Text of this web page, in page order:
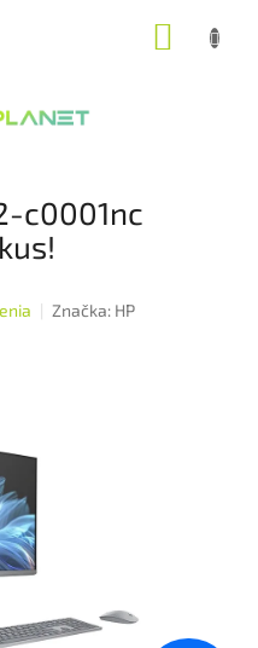
c0001nc
Značka: HP